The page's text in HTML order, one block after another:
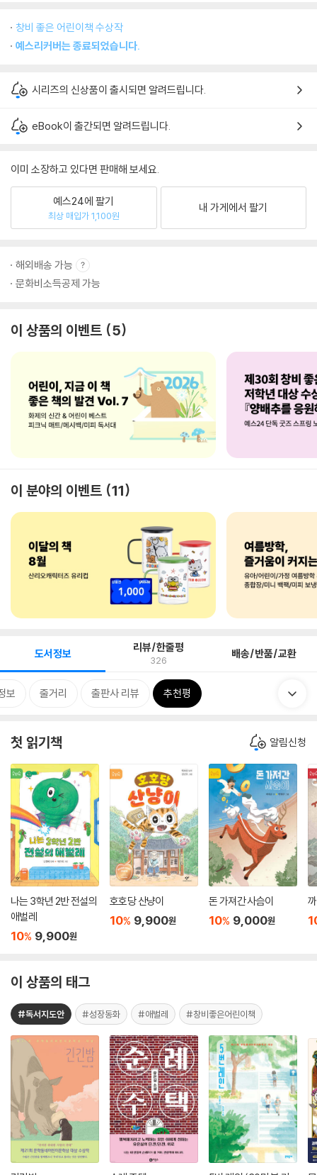
창비 좋은 어린이책 수상작
예스리커버는 종료되었습니다.
시리즈의 신상품이 출시되면 알려드립니다.
eBook이 출간되면 알려드립니다.
이미 소장하고 있다면 판매해 보세요.
예스24에 팔기
최상 매입가 1,100원
내 가게에서 팔기
해외배송 가능
문화비소득공제 가능
이 상품의 이벤트 5
이 분야의 이벤트 11
도서정보 리뷰/한줄평
326 배송/반품/교환
보 줄거리 출판사 리뷰 추천평
첫 읽기책 알림신청
나는 3학년 2반 전설의
애벌레
10% 9,900원
호호당 산냥이
10% 9,900원
돈 가져간 사슴이
10% 9,000원
이 상품의 태그
#독서지도안 #성장동화 #애벌레 #창비좋은어린이책